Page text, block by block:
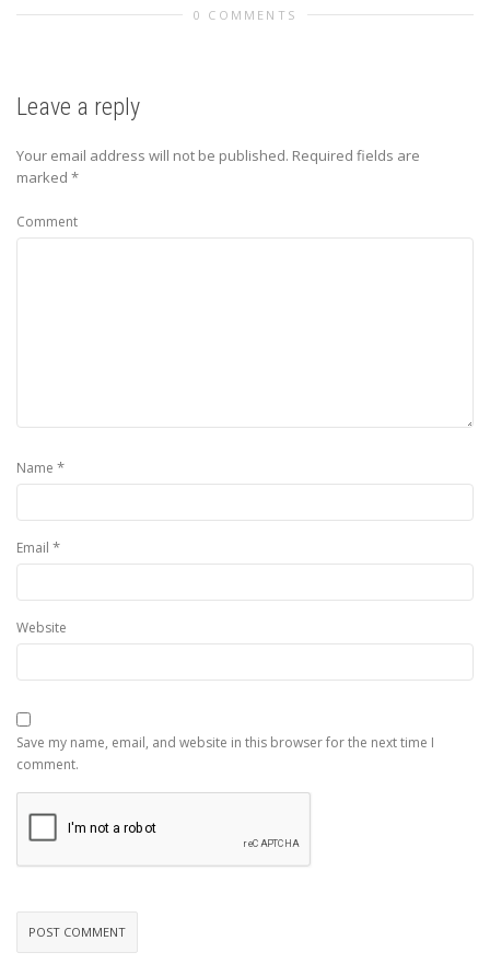
0 COMMENTS
Leave a reply
Your email address will not be published. Required fields are
marked *
Comment
Name *
Email *
Website
Save my name, email, and website in this browser for the next time I
comment.